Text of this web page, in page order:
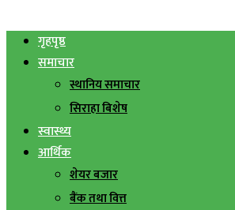
गृहपृष्ठ
समाचार
स्थानिय समाचार
सिराहा बिशेष
स्वास्थ्य
आर्थिक
शेयर बजार
बैंक तथा वित्त